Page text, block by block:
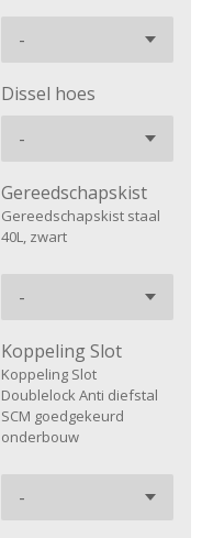
Dissel hoes
Gereedschapskist
Gereedschapskist staal
40L, zwart
Koppeling Slot
Koppeling Slot
Doublelock Anti diefstal
SCM goedgekeurd
onderbouw